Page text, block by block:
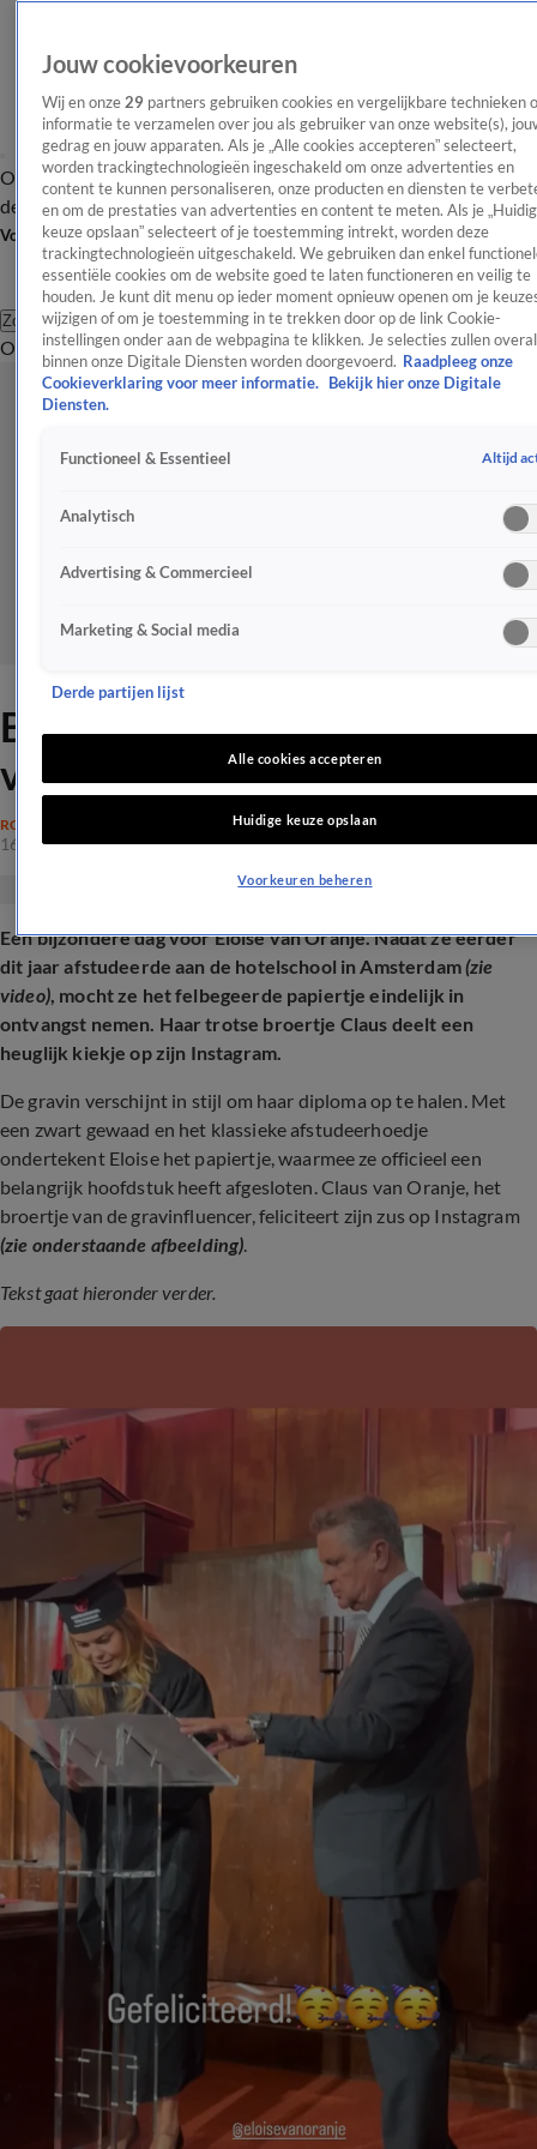
OverzichtAfleveringen Entertainment TV Algemeen
Tip
de redactieNieuwsbrief
Volg Shownieuws
Zoeken
OverzichtEntertainmentSpraakmakendRealityCrimeVideo's
Bijzondere dag voor Eloise
van Oranje
ROYALTY
16 mei 2025, 19:28
Een bijzondere dag voor Eloise van Oranje. Nadat ze eerder
dit jaar afstudeerde aan de hotelschool in Amsterdam(zie
video), mocht ze het felbegeerde papiertje eindelijk in
ontvangst nemen. Haar trotse broertje Claus deelt een
heuglijk kiekje op zijn Instagram.
De gravin verschijnt in stijl om haar diploma op te halen. Met
een zwart gewaad en het klassieke afstudeerhoedje
ondertekent Eloise het papiertje, waarmee ze officieel een
belangrijk hoofdstuk heeft afgesloten. Claus van Oranje, het
broertje van de gravinfluencer, feliciteert zijn zus op Instagram
(zie onderstaande afbeelding).
Tekst gaat hieronder verder.
Jouw cookievoorkeuren
Wij en onze 29 partners gebruiken cookies en vergelijkbare technieken
informatie te verzamelen over jou als gebruiker van onze website(s),
gedrag en jouw apparaten. Als je „Alle cookies accepteren” selecteert,
worden trackingtechnologieën ingeschakeld om onze advertenties en
content te kunnen personaliseren, onze producten en diensten te
en om de prestaties van advertenties en content te meten. Als je
keuze opslaan” selecteert of je toestemming intrekt, worden deze
trackingtechnologieën uitgeschakeld. We gebruiken dan enkel
essentiële cookies om de website goed te laten functioneren en veilig te
houden. Je kunt dit menu op ieder moment opnieuw openen om je
wijzigen of om je toestemming in te trekken door op de link Cookie-
instellingen onder aan de webpagina te klikken. Je selecties zullen overal
binnen onze Digitale Diensten worden doorgevoerd. Raadpleeg onze
Cookieverklaring voor meer informatie.
Bekijk hier onze Digitale
Diensten.
Functioneel & Essentieel Altijd
Analytisch
Advertising & Commercieel
Marketing & Social media
Derde partijen lijst
Alle cookies accepteren
Huidige keuze opslaan
Voorkeuren beheren